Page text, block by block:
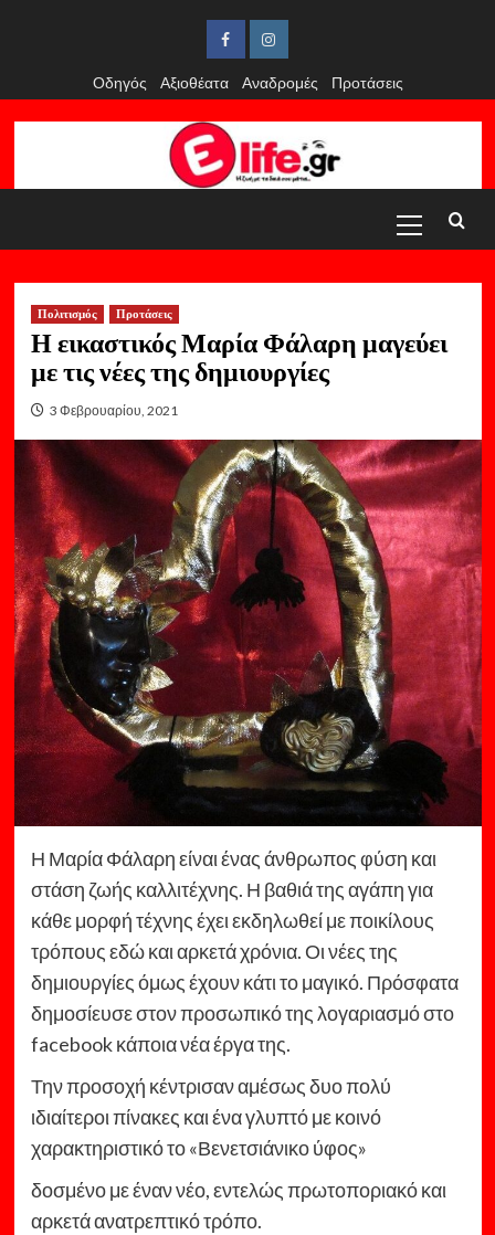
FacebookInstagram
Οδηγός
Αξιοθέατα Αναδρομές Προτάσεις
Menu
Πολιτισμός Προτάσεις
Η εικαστικός Μαρία Φάλαρη μαγεύει
με τις νέες της δημιουργίες
3 Φεβρουαρίου, 2021
Η Μαρία Φάλαρη είναι ένας άνθρωπος φύση και
στάση ζωής καλλιτέχνης. Η βαθιά της αγάπη για
κάθε μορφή τέχνης έχει εκδηλωθεί με ποικίλους
τρόπους εδώ και αρκετά χρόνια. Οι νέες της
δημιουργίες όμως έχουν κάτι το μαγικό. Πρόσφατα
δημοσίευσε στον προσωπικό της λογαριασμό στο
facebook κάποια νέα έργα της.
Την προσοχή κέντρισαν αμέσως δυο πολύ
ιδιαίτεροι πίνακες και ένα γλυπτό με κοινό
χαρακτηριστικό το «Βενετσιάνικο ύφος»
δοσμένο με έναν νέο, εντελώς πρωτοποριακό και
αρκετά ανατρεπτικό τρόπο.